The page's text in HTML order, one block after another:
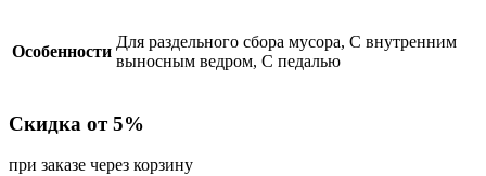
Особенности
Для раздельного сбора мусора, С внутренним
выносным ведром, С педалью
Скидка от 5%
при заказе через корзину